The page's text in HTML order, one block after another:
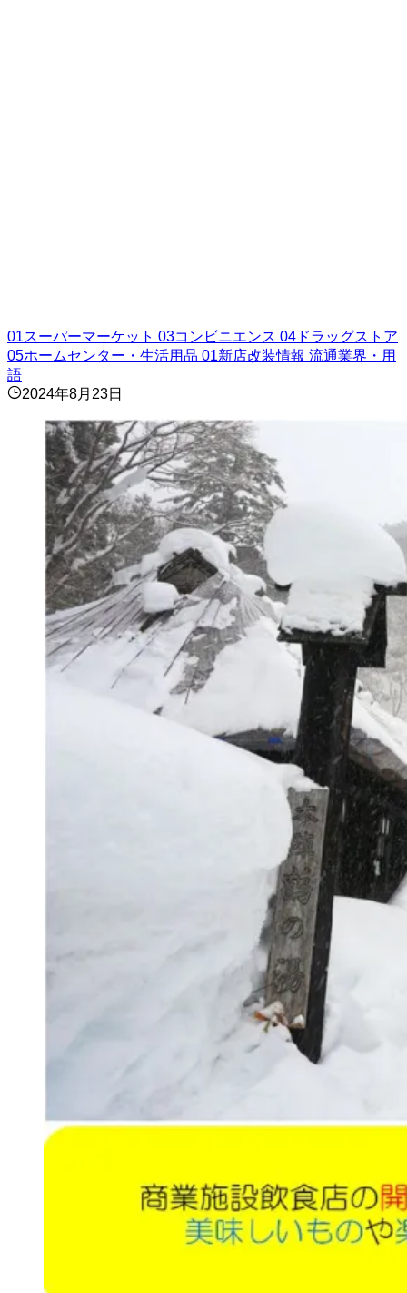
01スーパーマーケット 03コンビニエンス 04ドラッグストア
05ホームセンター・生活用品 01新店改装情報 流通業界・用
語
2024年8月23日